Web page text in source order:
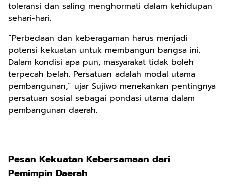
toleransi dan saling menghormati dalam kehidupan
sehari-hari.
“Perbedaan dan keberagaman harus menjadi
potensi kekuatan untuk membangun bangsa ini.
Dalam kondisi apa pun, masyarakat tidak boleh
terpecah belah. Persatuan adalah modal utama
pembangunan,” ujar Sujiwo menekankan pentingnya
persatuan sosial sebagai pondasi utama dalam
pembangunan daerah.
Pesan Kekuatan Kebersamaan dari
Pemimpin Daerah